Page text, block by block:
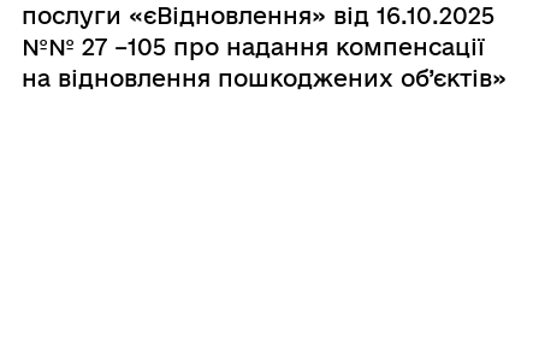
послуги «єВідновлення» від 16.10.2025
№№ 27 –105 про надання компенсації
на відновлення пошкоджених об’єктів»